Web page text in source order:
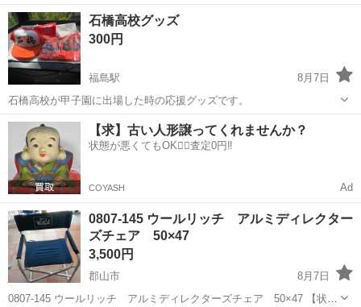
多少のスレ、キズ、落としきれない汚れなどございます ・詳細は現地
でご確認ください ・お値引きは出来かねますのでご了承願います ※
中...
福島 郡山市 フィットネス、トレーニング
レッグウィング
石橋高校グッズ
300円
福島駅
8月7日
石橋高校が甲子園に出場した時の応援グッズです。
福島 福島市 福島駅 野球
【求】古い人形譲ってくれませんか？
状態が悪くてもOK🙆‍♀️査定0円‼️
COYASH Ad
0807-145 ウールリッチ アルミディレクター
ズチェア 50×47
3,500円
郡山市
8月7日
0807-145 ウールリッチ アルミディレクターズチェア 50×47 【状